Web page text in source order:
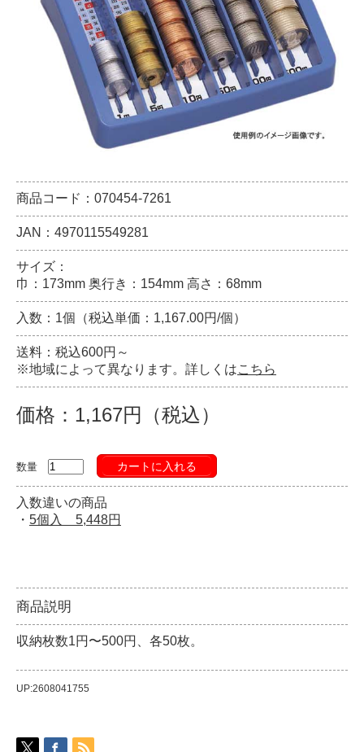
商品コード：070454-7261
JAN：4970115549281
サイズ：
巾：173mm 奥行き：154mm 高さ：68mm
入数：1個（税込単価：1,167.00円/個）
送料：税込600円～
※地域によって異なります。詳しくはこちら
価格：1,167円（税込）
数量 カートに入れる
入数違いの商品
・ 5個入 5,448円
商品説明
収納枚数1円〜500円、各50枚。
UP:2608041755